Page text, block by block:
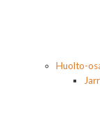
Huolto-